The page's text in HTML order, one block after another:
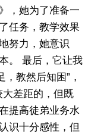
，她为了准备一
任务，教学效果
努力，她意识
。 最后，它让我
教然后知困”，
大差距的，但既
提高徒弟业务水
识十分感性，但